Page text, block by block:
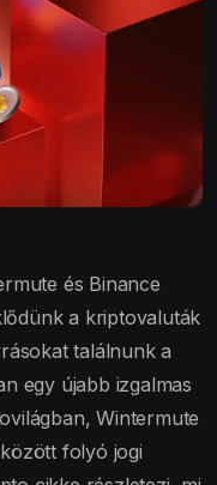
és Binance
a kriptovaluták
találnunk a
egy újabb izgalmas
Wintermute
folyó jogi